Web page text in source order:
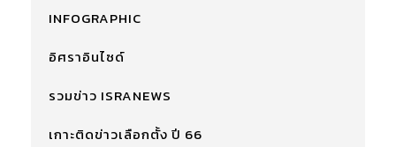
INFOGRAPHIC
อิศราอินไซด์
รวมข่าว ISRANEWS
เกาะติดข่าวเลือกตั้ง ปี 66